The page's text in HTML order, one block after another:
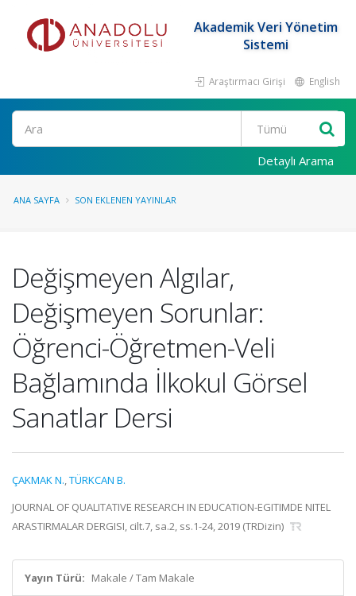
Akademik Veri Yönetim
Sistemi
Araştırmacı Girişi English
Ara
Detaylı Arama
ANA SAYFA SON EKLENEN YAYINLAR
Değişmeyen Algılar,
Değişmeyen Sorunlar:
Öğrenci-Öğretmen-Veli
Bağlamında İlkokul Görsel
Sanatlar Dersi
ÇAKMAK N.,TÜRKCAN B.
JOURNAL OF QUALITATIVE RESEARCH IN EDUCATION-EGITIMDE NITEL
ARASTIRMALAR DERGISI, cilt.7, sa.2, ss.1-24, 2019 (TRDizin)
Yayın Türü: Makale / Tam Makale